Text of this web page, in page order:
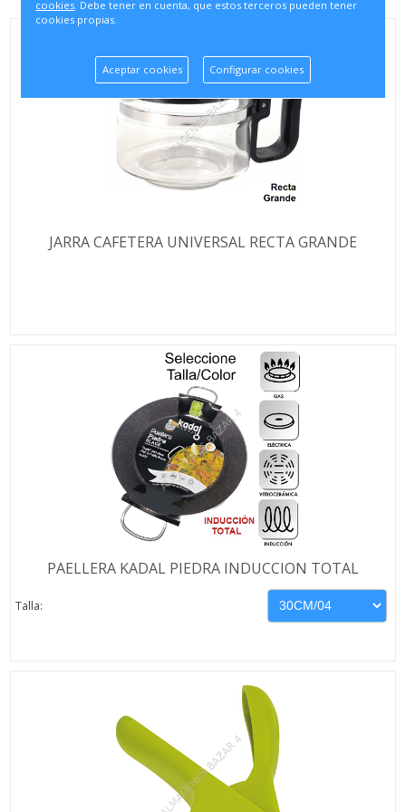
JARRA CAFETERA UNIVERSAL RECTA GRANDE
PAELLERA KADAL PIEDRA INDUCCION TOTAL
Talla:
cookies. Debe tener en cuenta, que estos terceros pueden tener
cookies propias.
Aceptar cookies Configurar cookies